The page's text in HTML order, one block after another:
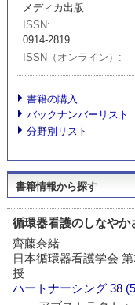
メディカ出版
ISSN
0914-2819
ISSN（オンライン）
書籍の購入
バックナンバーリスト
分野別リスト
書籍情報から探す
循環器看護のしなやか
齊藤奈緒
日本循環器看護学会
授
ハートナーシング 38